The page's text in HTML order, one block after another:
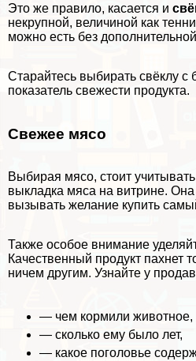
Это же правило, касается и
некрупной, величиной как
можно есть без
Старайтесь выбирать свёклу с
показатель свежести продукта.
Свежее мясо
Выбирая мясо, стоит
выкладка мяса на витрине.
вызывать желание купить
Также особое внимание
Качественный продукт пахнет
ничем другим. Узнайте у
— чем кормили животное,
— сколько ему было лет,
— какое поголовье